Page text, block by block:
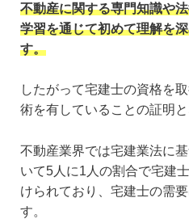
不動産に関する専門知識や
学習を通じて初めて理解を
す。
したがって宅建士の資格を
術を有していることの証明と
不動産業界では宅建業法に
いて5人に1人の割合で宅建
けられており、宅建士の需
す。